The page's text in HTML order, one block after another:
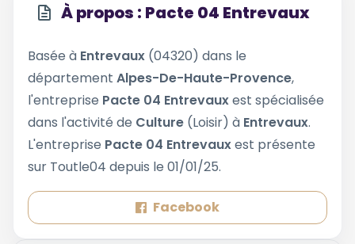
À propos : Pacte 04 Entrevaux
Basée à Entrevaux (04320) dans le
département Alpes-De-Haute-Provence,
l'entreprise Pacte 04 Entrevauxest spécialisée
dans l'activité de Culture (Loisir) à Entrevaux.
L'entreprise Pacte 04 Entrevauxest présente
sur Toutle04 depuis le 01/01/25.
Facebook